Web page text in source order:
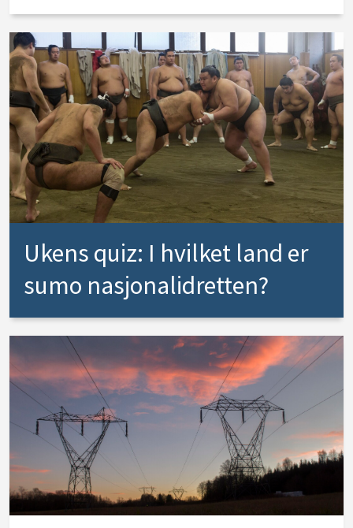
Ukens quiz: I hvilket land er
sumo nasjonalidretten?